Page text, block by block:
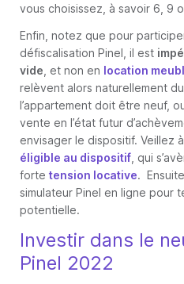
vous choisissez, à savoir 6, 9
Enfin, notez que pour
défiscalisation Pinel, il est
vide , et non en location
relèvent alors naturellement
l’appartement doit être neuf,
vente en l’état futur
envisager le dispositif. Veillez
éligible au dispositif , qui
forte tension locative.
simulateur Pinel en ligne pour
potentielle.
Investir dans le
Pinel 2022